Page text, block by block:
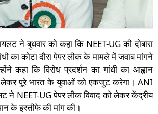
ने बुधवार को कहा कि NEET-UG की दोबारा
का कोटा दौरा पेपर लीक के मामले में जवाब मांगने
कहा कि विरोध प्रदर्शन का गांधी का आह्वान
लेकर पूरे भारत के युवाओं को एकजुट करेगा। ANI
ने NEET-UG पेपर लीक विवाद को लेकर केंद्रीय
के इस्तीफे की मांग की।